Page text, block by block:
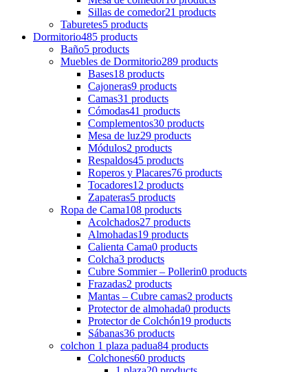
Sillas de comedor21 products
Taburetes5 products
Dormitorio485 products
Baño5 products
Muebles de Dormitorio289 products
Bases18 products
Cajoneras9 products
Camas31 products
Cómodas41 products
Complementos30 products
Mesa de luz29 products
Módulos2 products
Respaldos45 products
Roperos y Placares76 products
Tocadores12 products
Zapateras5 products
Ropa de Cama108 products
Acolchados27 products
Almohadas19 products
Calienta Cama0 products
Colcha3 products
Cubre Sommier – Pollerin0 products
Frazadas2 products
Mantas – Cubre camas2 products
Protector de almohada0 products
Protector de Colchón19 products
Sábanas36 products
colchon 1 plaza padua84 products
Colchones60 products